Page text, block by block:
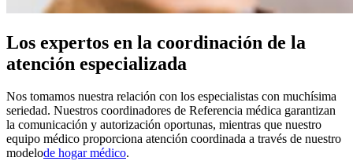
Los expertos en la coordinación de la
atención especializada
Nos tomamos nuestra relación con los especialistas con muchísima
seriedad. Nuestros coordinadores de Referencia médica garantizan
la comunicación y autorización oportunas, mientras que nuestro
equipo médico proporciona atención coordinada a través de nuestro
modelode hogar médico.